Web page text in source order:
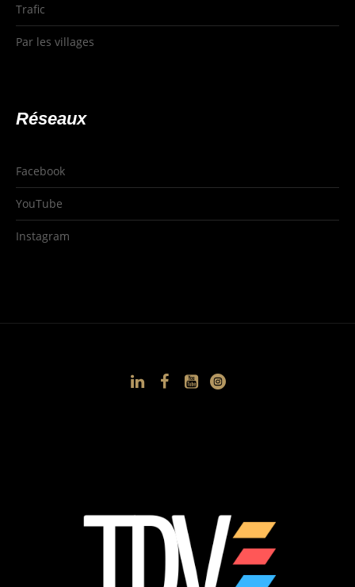
Trafic
Par les villages
Réseaux
Facebook
YouTube
Instagram